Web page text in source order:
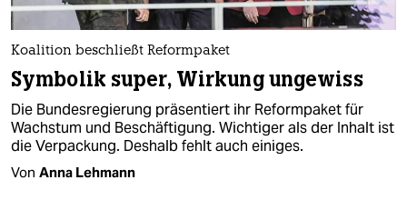
Koalition beschließt Reformpaket
Symbolik super, Wirkung ungewiss
Die Bundesregierung präsentiert ihr Reformpaket für
Wachstum und Beschäftigung. Wichtiger als der Inhalt ist
die Verpackung. Deshalb fehlt auch einiges.
Von Anna Lehmann